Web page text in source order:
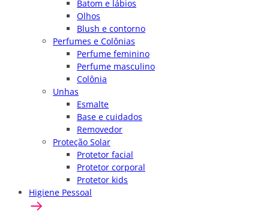
Batom e lábios
Olhos
Blush e contorno
Perfumes e Colônias
Perfume feminino
Perfume masculino
Colônia
Unhas
Esmalte
Base e cuidados
Removedor
Proteção Solar
Protetor facial
Protetor corporal
Protetor kids
Higiene Pessoal